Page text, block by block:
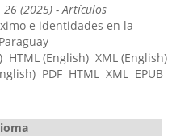
26 (2025)- Artículos
e identidades en la
HTML (English) XML (English)
PDF HTML XML EPUB